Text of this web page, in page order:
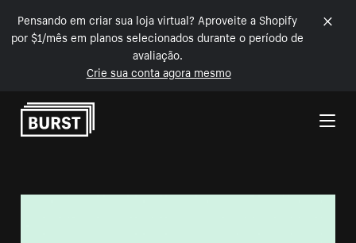
Pensando em criar sua loja virtual? Aproveite a Shopify
por $1/mês em planos selecionados durante o período de
avaliação.
Crie sua conta agora mesmo
Pular para o conteúdo